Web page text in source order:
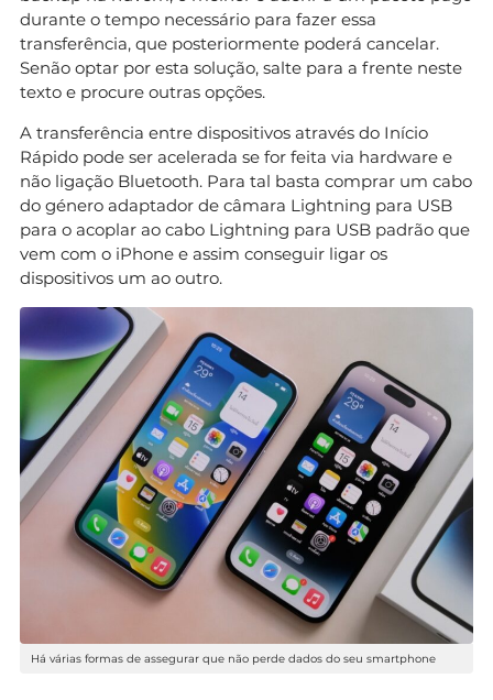
durante o tempo necessário para fazer essa
transferência, que posteriormente poderá cancelar.
Senão optar por esta solução, salte para a frente neste
texto e procure outras opções.
A transferência entre dispositivos através do Início
Rápido pode ser acelerada se for feita via hardware e
não ligação Bluetooth. Para tal basta comprar um cabo
do género adaptador de câmara Lightning para USB
para o acoplar ao cabo Lightning para USB padrão que
vem com o iPhone e assim conseguir ligar os
dispositivos um ao outro.
Há várias formas de assegurar que não perde dados do seu smartphone